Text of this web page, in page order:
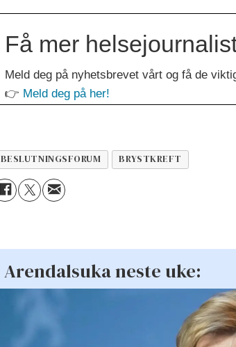
Få mer
Meld deg på nyhetsbrevet vårt og få de
👉 Meld deg på her!
BESLUTNINGSFORUM BRYSTKREFT
Arendalsuka neste uke: